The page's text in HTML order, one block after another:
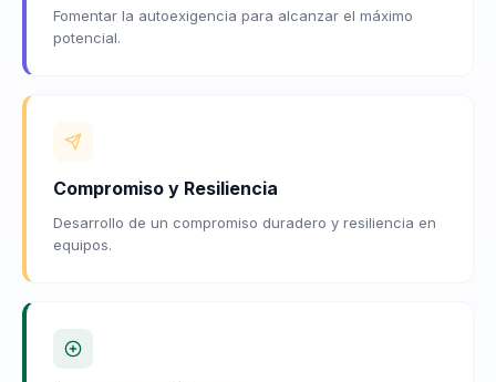
Fomentar la autoexigencia para alcanzar el máximo
potencial.
Compromiso y Resiliencia
Desarrollo de un compromiso duradero y resiliencia en
equipos.